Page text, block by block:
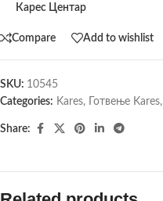
Карес Центар
Compare Add to wishlist
SKU: 10545
Categories: Kares, Готвење Kares,
Share: